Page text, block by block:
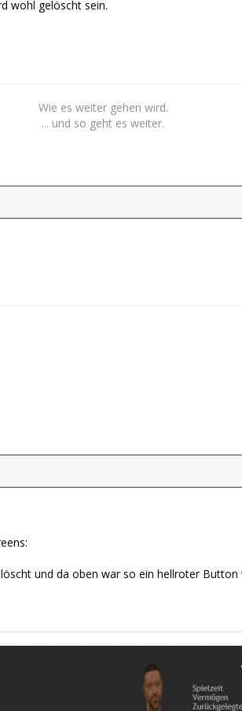
wohl gelöscht sein.
Wie es weiter gehen wird.
... und so geht es weiter.
und da oben war so ein hellroter